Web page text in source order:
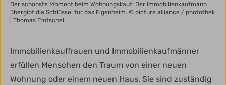
Der schönste Moment beim Wohnungskauf: Der Immobilienkaufmann
übergibt die Schlüssel für das Eigenheim. © picture alliance / photothek
| Thomas Trutschel
Immobilienkauffrauen und Immobilienkaufmänner
erfüllen Menschen den Traum von einer neuen
Wohnung oder einem neuen Haus. Sie sind zuständig